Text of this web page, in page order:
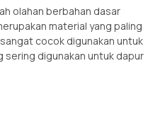
olahan berbahan dasar
material yang paling
cocok digunakan untuk
digunakan untuk dapur